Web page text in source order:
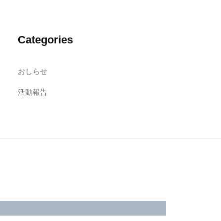
Categories
おしらせ
活動報告